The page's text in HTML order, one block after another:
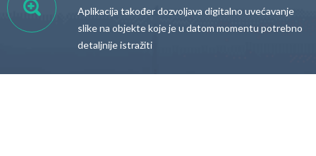
Aplikacija također dozvoljava digitalno uvećavanje
slike na objekte koje je u datom momentu potrebno
detaljnije istražiti